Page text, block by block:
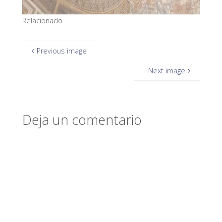
Relacionado
Previous image
Next image
Deja un comentario